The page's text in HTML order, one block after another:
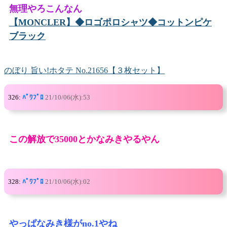
無理やろこんなん
【MONCLER】◆ロゴポロシャツ◆コットンピケ
ブラック
のぼり 旨い!ホタテ No.21656【３枚セット】
326: ﾊﾟﾜﾌﾟﾛ 21/10/06(水):53
この解放で35000とかなみきやるやん
328: ﾊﾟﾜﾌﾟﾛ 21/10/06(水):02
やっぱなみき様がno.1やね